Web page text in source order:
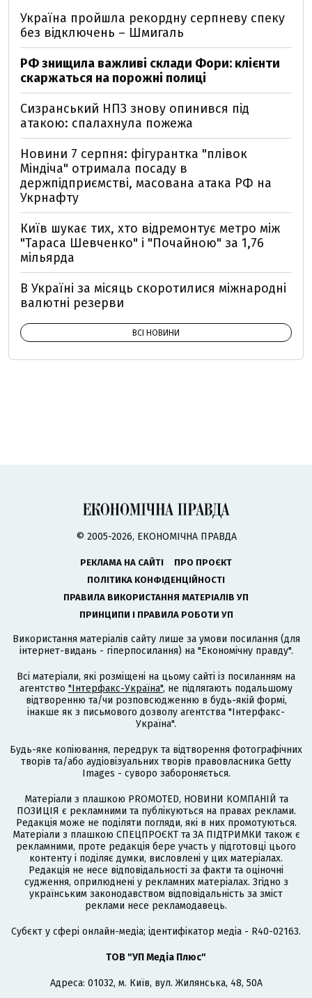
Україна пройшла рекордну серпневу спеку
без відключень – Шмигаль
РФ знищила важливі склади Фори: клієнти
скаржаться на порожні полиці
Сизранський НПЗ знову опинився під
атакою: спалахнула пожежа
Новини 7 серпня: фігурантка "плівок
Міндіча" отримала посаду в
держпідприємстві, масована атака РФ на
Укрнафту
Київ шукає тих, хто відремонтує метро між
"Тараса Шевченко" і "Почайною" за 1,76
мільярда
В Україні за місяць скоротилися міжнародні
валютні резерви
ВСІ НОВИНИ
© 2005-2026, ЕКОНОМІЧНА ПРАВДА
РЕКЛАМА НА САЙТІ
ПРО ПРОЄКТ
ПОЛІТИКА КОНФІДЕНЦІЙНОСТІ
ПРАВИЛА ВИКОРИСТАННЯ МАТЕРІАЛІВ УП
ПРИНЦИПИ І ПРАВИЛА РОБОТИ УП
Використання матеріалів сайту лише за умови посилання (для
інтернет-видань - гіперпосилання) на "Економічну правду".
Всі матеріали, які розміщені на цьому сайті із посиланням на
агентство "Інтерфакс-Україна", не підлягають подальшому
відтворенню та/чи розповсюдженню в будь-якій формі,
інакше як з письмового дозволу агентства "Інтерфакс-
Україна".
Будь-яке копіювання, передрук та відтворення фотографічних
творів та/або аудіовізуальних творів правовласника Getty
Images - суворо забороняється.
Матеріали з плашкою PROMOTED, НОВИНИ КОМПАНІЙ та
ПОЗИЦІЯ є рекламними та публікуються на правах реклами.
Редакція може не поділяти погляди, які в них промотуються.
Матеріали з плашкою СПЕЦПРОЄКТ та ЗА ПІДТРИМКИ також є
рекламними, проте редакція бере участь у підготовці цього
контенту і поділяє думки, висловлені у цих матеріалах.
Редакція не несе відповідальності за факти та оціночні
судження, оприлюднені у рекламних матеріалах. Згідно з
українським законодавством відповідальність за зміст
реклами несе рекламодавець.
Cубєкт у сфері онлайн-медіа; ідентифікатор медіа - R40-02163.
ТОВ "УП Медіа Плюс"
Адреса: 01032, м. Київ, вул. Жилянська, 48, 50А